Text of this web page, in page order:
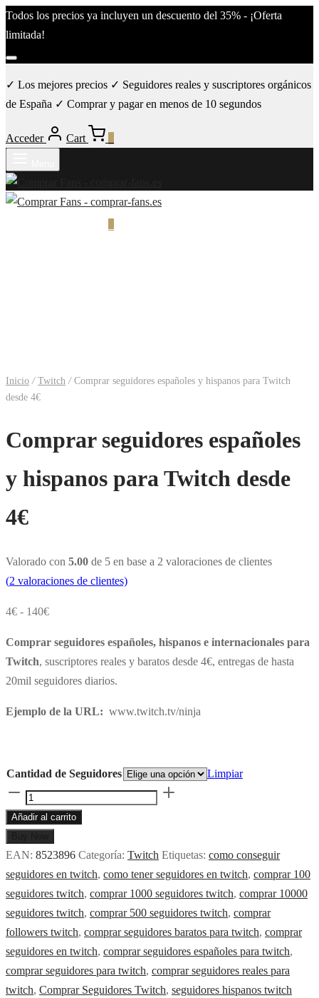
Todos los precios ya incluyen un descuento del 35% - ¡Oferta
limitada!
✓ Los mejores precios ✓ Seguidores reales y suscriptores orgánicos
de España ✓ Comprar y pagar en menos de 10 segundos
Acceder Cart
Inicio / Twitch /Comprar seguidores españoles y hispanos para Twitch
desde 4€
Comprar seguidores españoles
y hispanos para Twitch desde
4€
Valorado con 5.00 de 5 en base a 2 valoraciones de clientes
(2 valoraciones de clientes)
4€ - 140€Rango
precios:
desde
4€
hasta
Comprar seguidores españoles, hispanos e internacionales para
Twitch, suscriptores reales y baratos desde 4€, entregas de hasta
20mil seguidores diarios.
Ejemplo de la URL: www.twitch.tv/ninja
Cantidad de Seguidores
Limpiar
Comprar
seguidores
españoles
y
hispanos
para
Twitch
desde
4€
cantidad
Añadir al carrito
EAN: 8523896 Categoría: Twitch Etiquetas: como conseguir
seguidores en twitch, como tener seguidores en twitch, comprar 100
seguidores twitch, comprar 1000 seguidores twitch, comprar 10000
seguidores twitch, comprar 500 seguidores twitch, comprar
followers twitch, comprar seguidores baratos para twitch, comprar
seguidores en twitch, comprar seguidores españoles para twitch,
comprar seguidores para twitch, comprar seguidores reales para
twitch, Comprar Seguidores Twitch, seguidores hispanos twitch